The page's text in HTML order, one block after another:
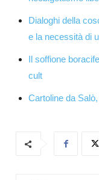
Dialoghi della
e la necessità di
Il soffione
cult
Cartoline da